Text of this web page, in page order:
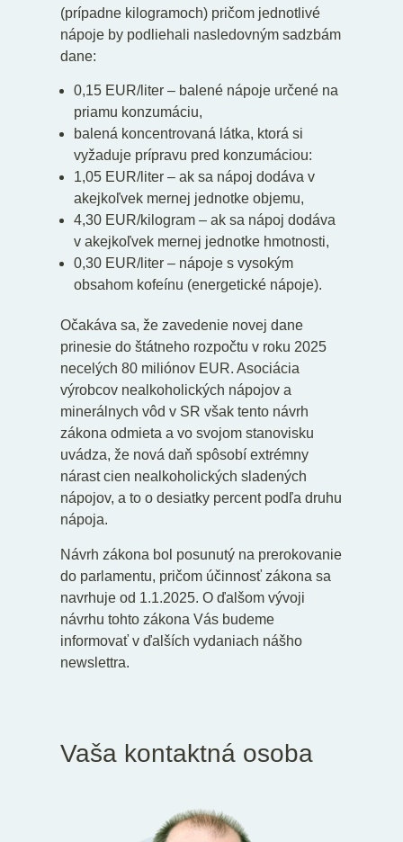
(prípadne kilogramoch) pričom jednotlivé
nápoje by podliehali nasledovným sadzbám
dane:
0,15 EUR/liter – balené nápoje určené na
priamu konzumáciu,
balená koncentrovaná látka, ktorá si
vyžaduje prípravu pred konzumáciou:
1,05 EUR/liter – ak sa nápoj dodáva v
akejkoľvek mernej jednotke objemu,
4,30 EUR/kilogram – ak sa nápoj dodáva
v akejkoľvek mernej jednotke hmotnosti,
0,30 EUR/liter – nápoje s vysokým
obsahom kofeínu (energetické nápoje).
Očakáva sa, že zavedenie novej dane
prinesie do štátneho rozpočtu v roku 2025
necelých 80 miliónov EUR. Asociácia
výrobcov nealkoholických nápojov a
minerálnych vôd v SR však tento návrh
zákona odmieta a vo svojom stanovisku
uvádza, že nová daň spôsobí extrémny
nárast cien nealkoholických sladených
nápojov, a to o desiatky percent podľa druhu
nápoja.
Návrh zákona bol posunutý na prerokovanie
do parlamentu, pričom účinnosť zákona sa
navrhuje od 1.1.2025. O ďalšom vývoji
návrhu tohto zákona Vás budeme
informovať v ďalších vydaniach nášho
newslettra.
Vaša kontaktná osoba